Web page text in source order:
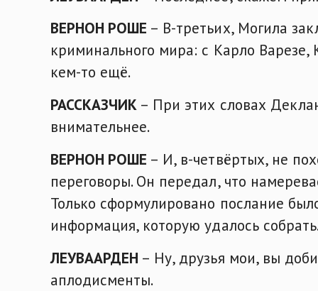
ВЕРНОН РОШЕ – В-третьих, Могила
криминального мира: с Карло
кем-то ещё.
РАССКАЗЧИК – При этих словах
внимательнее.
ВЕРНОН РОШЕ – И, в-четвёртых, не
переговоры. Он передал, что
Только сформулировано послание
информация, которую удалось
ЛЕУВААРДЕН – Ну, друзья мои, вы
аплодисменты.